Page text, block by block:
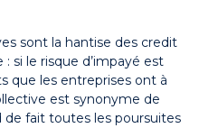
sont la hantise des credit
: si le risque d’impayé est
que les entreprises ont à
est synonyme de
de fait toutes les poursuites